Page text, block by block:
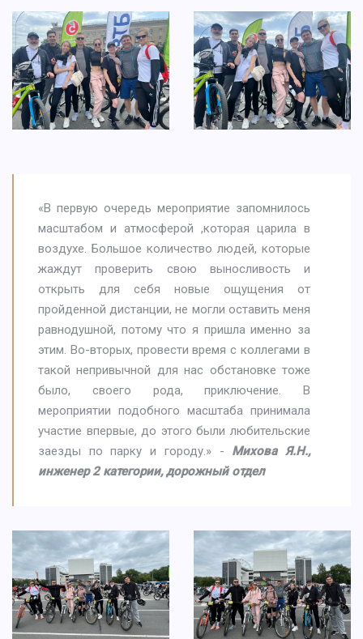
«В первую очередь мероприятие запомнилось
масштабом и атмосферой ,которая царила в
воздухе. Большое количество людей, которые
жаждут проверить свою выносливость и
открыть для себя новые ощущения от
пройденной дистанции, не могли оставить меня
равнодушной, потому что я пришла именно за
этим. Во-вторых, провести время с коллегами в
такой непривычной для нас обстановке тоже
было, своего рода, приключение. В
мероприятии подобного масштаба принимала
участие впервые, до этого были любительские
заезды по парку и городу.» - Михова Я.Н.,
инженер 2 категории, дорожный отдел